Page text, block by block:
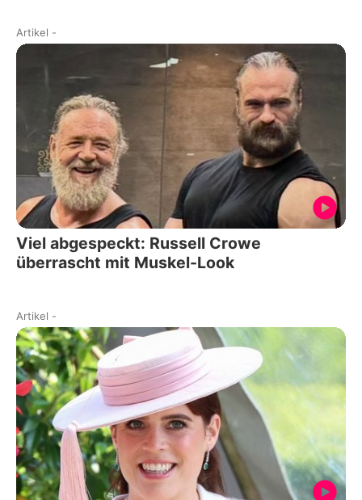
Artikel -
Viel abgespeckt: Russell Crowe
überrascht mit Muskel-Look
Artikel -